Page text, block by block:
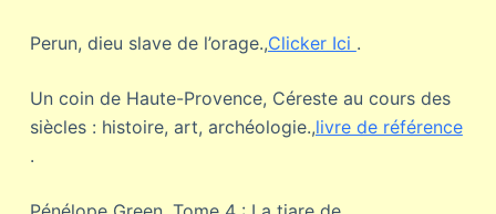
Perun, dieu slave de l’orage.,Clicker Ici .
Un coin de Haute-Provence, Céreste au cours des
siècles : histoire, art, archéologie.,livre de référence
.